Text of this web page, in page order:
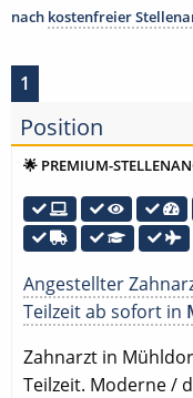
nach kostenfreier
1
Position
🌟 PREMIUM-
Angestellter
Teilzeit ab sofort in
Zahnarzt in
Teilzeit. Moderne /